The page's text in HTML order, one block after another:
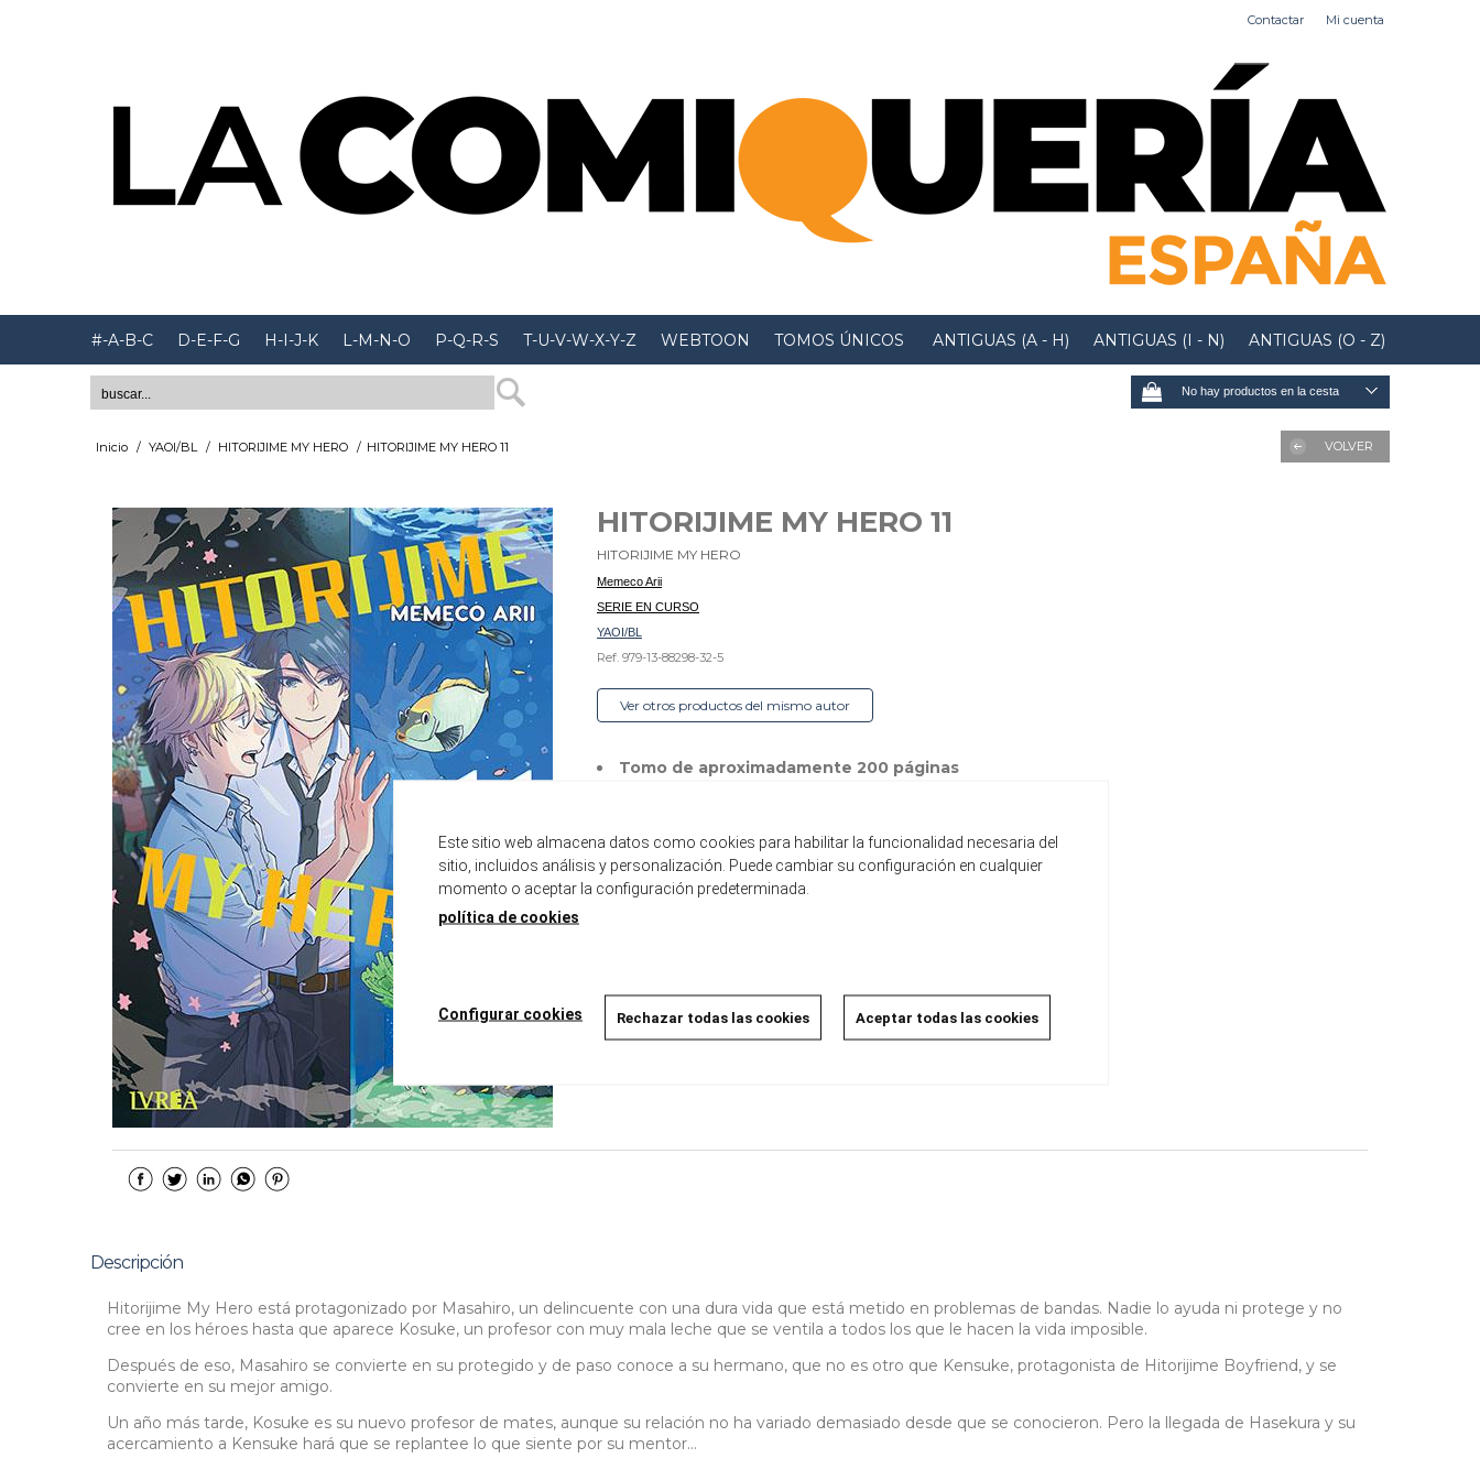
Contactar Mi cuenta
#-A-B-C D-E-F-G H-I-J-K L-M-N-O P-Q-R-S T-U-V-W-X-Y-Z WEBTOON TOMOS ÚNICOS ANTIGUAS (A - H) ANTIGUAS (I - N) ANTIGUAS (O - Z)
No hay productos en la cesta
Inicio / YAOI/BL / HITORIJIME MY HERO / HITORIJIME MY HERO 11 VOLVER
HITORIJIME MY HERO 11
HITORIJIME MY HERO
Memeco Arii
SERIE EN CURSO
YAOI/BL
Ref. 979-13-88298-32-5
Ver otros productos del mismo autor
Tomo de aproximadamente 200 páginas
9,00 €
Descripción
Hitorijime My Hero está protagonizado por Masahiro, un delincuente con una dura vida que está metido en problemas de bandas. Nadie lo ayuda ni protege y no
cree en los héroes hasta que aparece Kosuke, un profesor con muy mala leche que se ventila a todos los que le hacen la vida imposible.
Después de eso, Masahiro se convierte en su protegido y de paso conoce a su hermano, que no es otro que Kensuke, protagonista de Hitorijime Boyfriend, y se
convierte en su mejor amigo.
Un año más tarde, Kosuke es su nuevo profesor de mates, aunque su relación no ha variado demasiado desde que se conocieron. Pero la llegada de Hasekura y su
acercamiento a Kensuke hará que se replantee lo que siente por su mentor…
Este sitio web almacena datos como cookies para habilitar la funcionalidad necesaria del
sitio, incluidos análisis y personalización. Puede cambiar su configuración en cualquier
momento o aceptar la configuración predeterminada.
política de cookies
Configurar cookies Rechazar todas las cookies Aceptar todas las cookies